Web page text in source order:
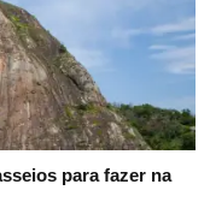
para fazer na